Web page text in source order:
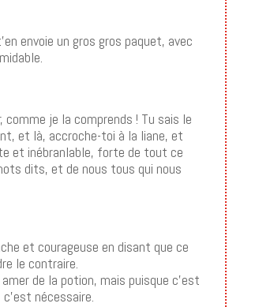
envoie un gros gros paquet, avec
je la comprends ! Tu sais le
et là, accroche-toi à la liane, et
et inébranlable, forte de tout ce
dits, et de nous tous qui nous
et courageuse en disant que ce
le contraire.
de la potion, mais puisque c’est
nécessaire.